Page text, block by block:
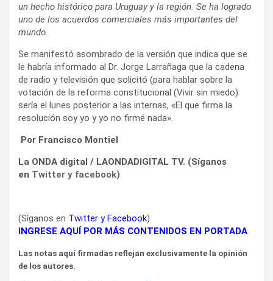
un hecho histórico para Uruguay y la región. Se ha logrado
uno de los acuerdos comerciales más importantes del
mundo.
Se manifestó asombrado de la versión que indica que se
le habría informado al Dr. Jorge Larrañaga que la cadena
de radio y televisión que solicitó (para hablar sobre la
votación de la reforma constitucional (Vivir sin miedo)
sería el lunes posterior a las internas, «El que firma la
resolución soy yo y yo no firmé nada».
Por Francisco Montiel
La ONDA digital / LAONDADIGITAL TV. (Síganos
en Twitter y facebook)
(Síganos en Twitter yFacebook)
INGRESE AQUÍ POR MÁS CONTENIDOS EN PORTADA
Las notas aquí firmadas reflejan exclusivamente la opinión
de los autores.